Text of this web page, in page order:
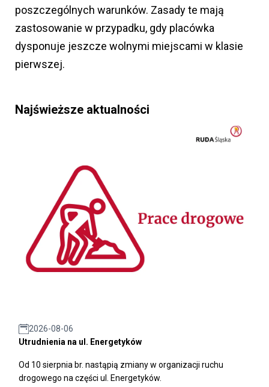
poszczególnych warunków. Zasady te mają
zastosowanie w przypadku, gdy placówka
dysponuje jeszcze wolnymi miejscami w klasie
pierwszej.
Najświeższe aktualności
2026-08-06
Utrudnienia na ul. Energetyków
Od 10 sierpnia br. nastąpią zmiany w organizacji ruchu
drogowego na części ul. Energetyków.